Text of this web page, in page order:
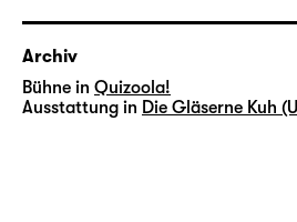
Archiv
Bühne in Quizoola!
Ausstattung in Die Gläserne Kuh